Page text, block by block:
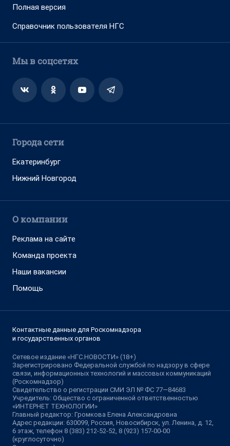
Полная версия
Справочник пользователя НГС
Мы в соцсетях
Города сети
Екатеринбург
Нижний Новгород
О компании
Реклама на сайте
Команда проекта
Наши вакансии
Помощь
Контактные данные для Роскомнадзора
и государственных органов
Сетевое издание «НГС.НОВОСТИ» (18+)
Зарегистрировано Федеральной службой по надзору в сфере
связи, информационных технологий и массовых коммуникаций
(Роскомнадзор)
Свидетельство о регистрации СМИ ЭЛ № ФС 77—84683
Учредитель: Общество с ограниченной ответственностью
«ИНТЕРНЕТ ТЕХНОЛОГИИ»
Главный редактор: Громкова Елена Александровна
Адрес редакции: 630099, Россия, Новосибирск, ул. Ленина, д. 12,
6 этаж, телефон 8 (383) 212-52-52, 8 (923) 157-00-00
(круглосуточно)